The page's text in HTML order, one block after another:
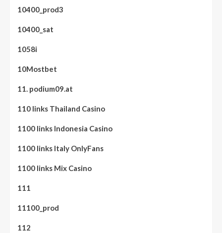
10400_prod3
10400_sat
1058i
10Mostbet
11. podium09.at
110 links Thailand Casino
1100 links Indonesia Casino
1100 links Italy OnlyFans
1100 links Mix Casino
111
11100_prod
112